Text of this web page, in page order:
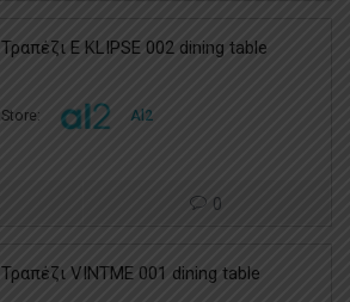
Τραπέζι E KLIPSE 002 dining table
Store: Al2
0
Τραπέζι VINTME 001 dining table